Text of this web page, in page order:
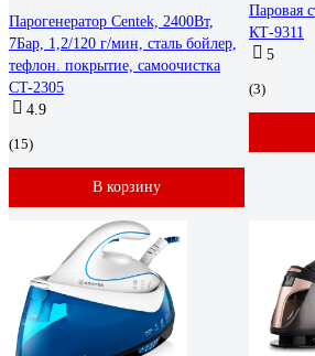
Парогенератор Centek, 2400Вт,
7Бар, 1,2/120 г/мин, сталь бойлер,
тефлон. покрытие, самоочистка
CT-2305
4.9
(15)
В корзину
Паровая
КТ-9311
5
(3)